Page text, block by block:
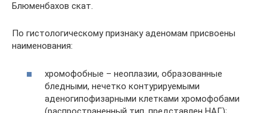
Блюменбахов скат.
По гистологическому признаку аденомам присвоены
наименования:
хромофобные – неоплазии, образованные
бледными, нечетко контурируемыми
аденогипофизарными клетками хромофобами